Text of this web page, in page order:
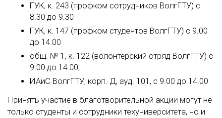
ГУК, к. 243 (профком сотрудников ВолгГТУ) с
8.30 до 9.30
ГУК, к. 147 (профком студентов ВолгГТУ) с 9.00
до 14.00
общ. № 1, к. 122 (волонтерский отряд ВолгГТУ) с
9.00 до 14.00;
ИАиС ВолгГТУ, корп. Д, ауд. 101, с 9.00 до 14.00
Принять участие в благотворительной акции могут не
только студенты и сотрудники техуниверситета, но и